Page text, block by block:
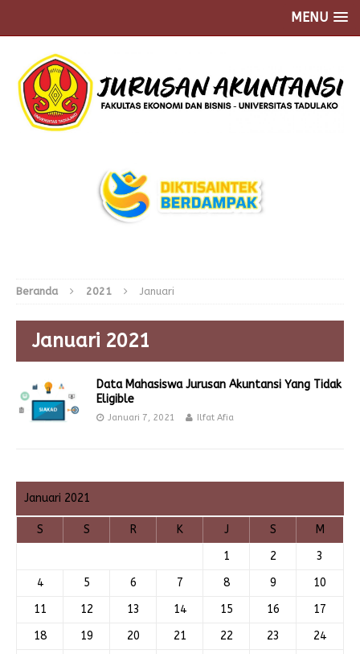
MENU
Beranda 2021 Januari
Januari 2021
Data Mahasiswa Jurusan Akuntansi Yang Tidak
Eligible
Januari 7, 2021 Ilfat Afia
Januari 2021
S S R K J S
M
1
2
3
4
5 6 7 8 9
10
11
12 13 14 15 16
17
18
19 20 21 22 23
24